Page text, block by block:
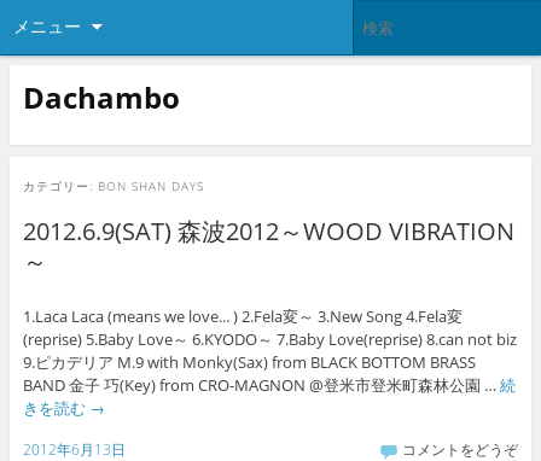
メニュー
Dachambo
カテゴリー: BON SHAN DAYS
2012.6.9(SAT) 森波2012～WOOD VIBRATION
～
1.Laca Laca (means we love... ) 2.Fela変～ 3.New Song 4.Fela変
(reprise) 5.Baby Love～ 6.KYODO～ 7.Baby Love(reprise) 8.can not biz
9.ピカデリア M.9 with Monky(Sax) from BLACK BOTTOM BRASS
BAND 金子 巧(Key) from CRO-MAGNON @登米市登米町森林公園 … 続
きを読む →
2012年6月13日 コメントをどうぞ